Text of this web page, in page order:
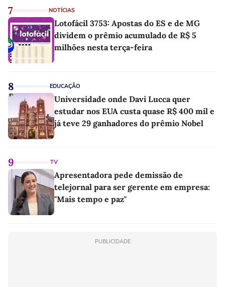
7 NOTÍCIAS
Lotofácil 3753: Apostas do ES e de MG
dividem o prêmio acumulado de R$ 5
milhões nesta terça-feira
8 EDUCAÇÃO
Universidade onde Davi Lucca quer
estudar nos EUA custa quase R$ 400 mil e
já teve 29 ganhadores do prêmio Nobel
9 TV
Apresentadora pede demissão de
telejornal para ser gerente em empresa:
"Mais tempo e paz"
PUBLICIDADE